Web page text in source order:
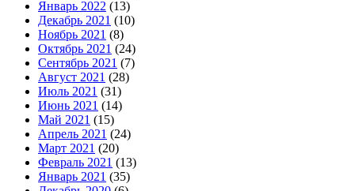
Январь 2022 (13)
Декабрь 2021 (10)
Ноябрь 2021 (8)
Октябрь 2021 (24)
Сентябрь 2021 (7)
Август 2021 (28)
Июль 2021 (31)
Июнь 2021 (14)
Май 2021 (15)
Апрель 2021 (24)
Март 2021 (20)
Февраль 2021 (13)
Январь 2021 (35)